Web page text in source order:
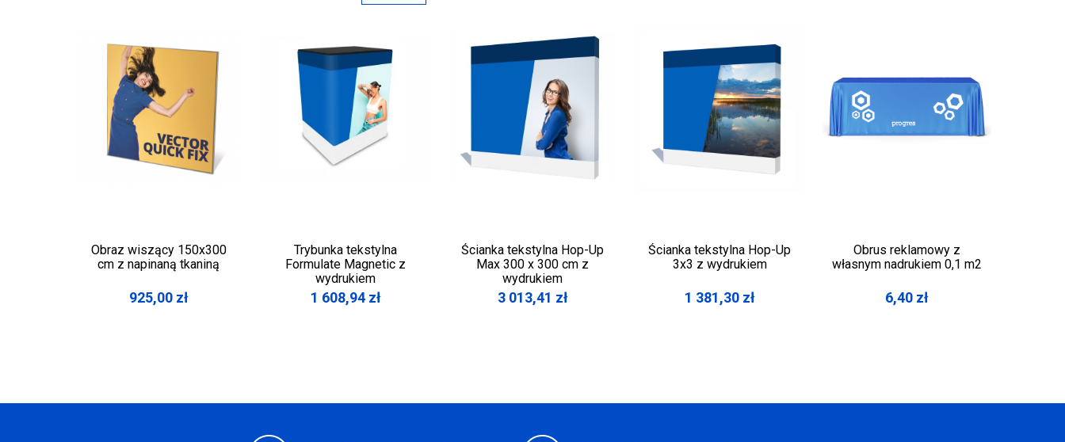
Obraz wiszący 150x300
cm z napinaną tkaniną
925,00 zł
Trybunka tekstylna
Formulate Magnetic z
wydrukiem
1 608,94 zł
Ścianka tekstylna Hop-Up
Max 300 x 300 cm z
wydrukiem
3 013,41 zł
Ścianka tekstylna Hop-Up
3x3 z wydrukiem
1 381,30 zł
Obrus reklamowy z
własnym nadrukiem 0,1 m2
6,40 zł